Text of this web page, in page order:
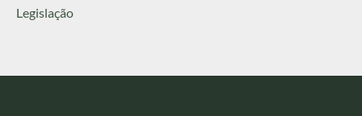
Legislação